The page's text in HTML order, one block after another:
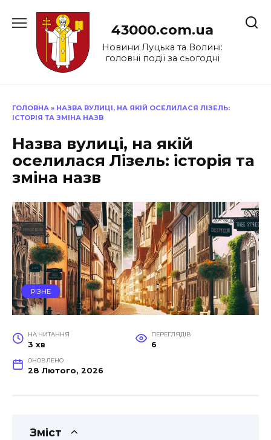
до
43000.com.ua
Новини Луцька та Волині:
головні події за сьогодні
ГОЛОВНА » НАЗВА ВУЛИЦІ, НА ЯКІЙ ОСЕЛИЛАСЯ ЛІЗЕЛЬ:
ІСТОРІЯ ТА ЗМІНА НАЗВ
Назва вулиці, на якій
оселилася Лізель: історія та
зміна назв
РІЗНЕ
НА ЧИТАННЯ
3 хв
ПЕРЕГЛЯДІВ
6
ОНОВЛЕНО
28 Лютого, 2026
Зміст